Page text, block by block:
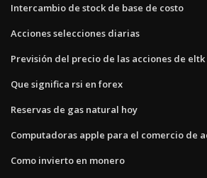
Intercambio de stock de base de costo
Acciones selecciones diarias
Previsión del precio de las acciones de eltk
Que significa rsi en forex
Reservas de gas natural hoy
Computadoras apple para el comercio de
Como invierto en monero